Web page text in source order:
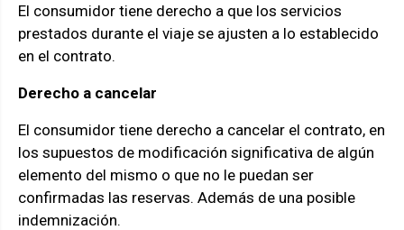
El consumidor tiene derecho a que los servicios
prestados durante el viaje se ajusten a lo establecido
en el contrato.
Derecho a cancelar
El consumidor tiene derecho a cancelar el contrato, en
los supuestos de modificación significativa de algún
elemento del mismo o que no le puedan ser
confirmadas las reservas. Además de una posible
indemnización.